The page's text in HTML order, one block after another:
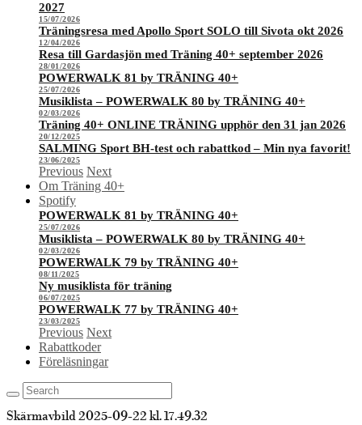
2027
15/07/2026
Träningsresa med Apollo Sport SOLO till Sivota okt 2026
12/04/2026
Resa till Gardasjön med Träning 40+ september 2026
28/01/2026
POWERWALK 81 by TRÄNING 40+
25/07/2026
Musiklista – POWERWALK 80 by TRÄNING 40+
02/03/2026
Träning 40+ ONLINE TRÄNING upphör den 31 jan 2026
20/12/2025
SALMING Sport BH-test och rabattkod – Min nya favorit!
23/06/2025
Previous Next
Om Träning 40+
Spotify
POWERWALK 81 by TRÄNING 40+
25/07/2026
Musiklista – POWERWALK 80 by TRÄNING 40+
02/03/2026
POWERWALK 79 by TRÄNING 40+
08/11/2025
Ny musiklista för träning
06/07/2025
POWERWALK 77 by TRÄNING 40+
23/03/2025
Previous Next
Rabattkoder
Föreläsningar
Skärmavbild 2025-09-22 kl. 17.49.32